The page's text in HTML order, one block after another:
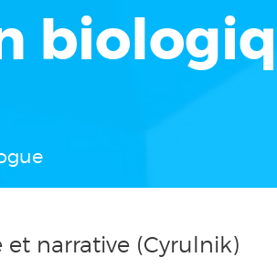
narrative (Cyrulnik)